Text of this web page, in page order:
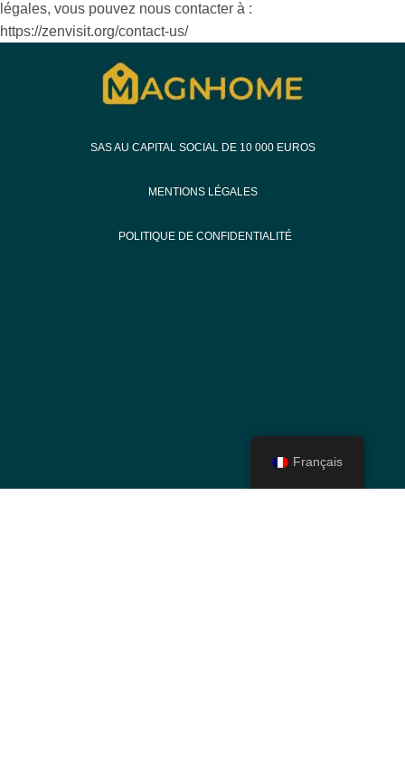
légales, vous pouvez nous contacter à :
https://zenvisit.org/contact-us/
SAS AU CAPITAL SOCIAL DE 10 000 EUROS
MENTIONS LÉGALES
POLITIQUE DE CONFIDENTIALITÉ
Français